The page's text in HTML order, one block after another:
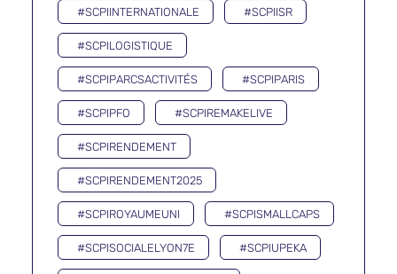
#SCPIINTERNATIONALE #SCPIISR
#SCPILOGISTIQUE
#SCPIPARCSACTIVITÉS #SCPIPARIS
#SCPIPFO #SCPIREMAKELIVE
#SCPIRENDEMENT
#SCPIRENDEMENT2025
#SCPIROYAUMEUNI #SCPISMALLCAPS
#SCPISOCIALELYON7E #SCPIUPEKA